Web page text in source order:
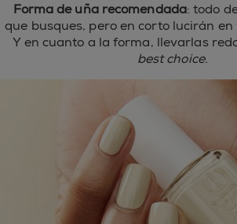
Forma de uña recomendada: todo
que busques, pero en corto lucirán en
Y en cuanto a la forma, llevarlas
best choice.